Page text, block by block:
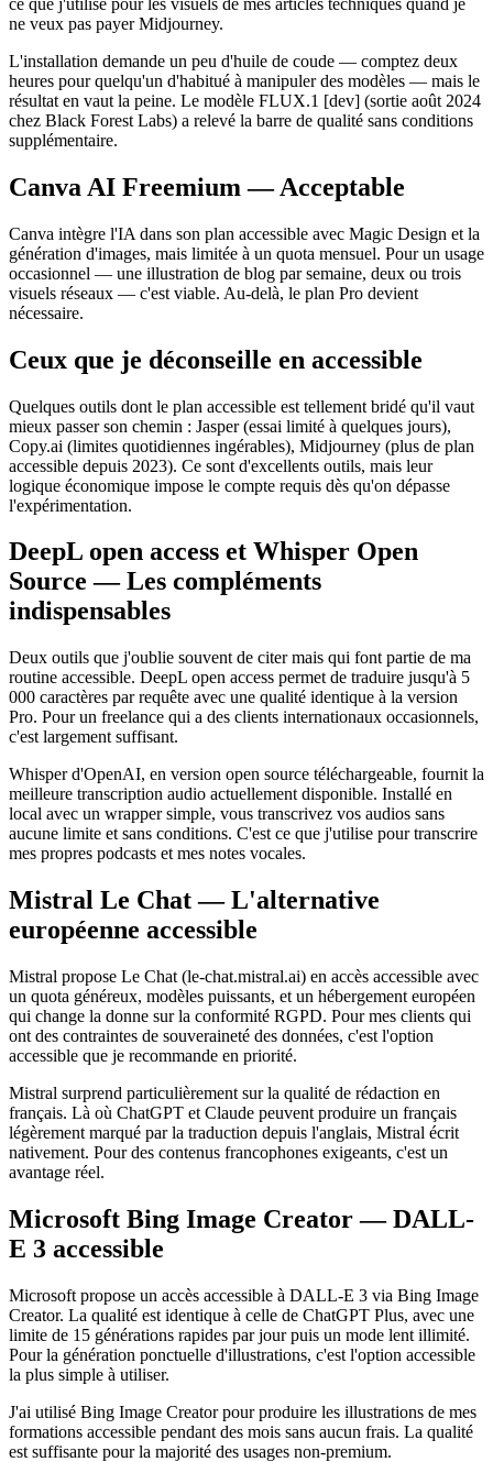
ne veux pas payer Midjourney.
L'installation demande un peu d'huile de coude — comptez deux
heures pour quelqu'un d'habitué à manipuler des modèles — mais le
résultat en vaut la peine. Le modèle FLUX.1 [dev] (sortie août 2024
chez Black Forest Labs) a relevé la barre de qualité sans conditions
supplémentaire.
Canva AI Freemium — Acceptable
Canva intègre l'IA dans son plan accessible avec Magic Design et la
génération d'images, mais limitée à un quota mensuel. Pour un usage
occasionnel — une illustration de blog par semaine, deux ou trois
visuels réseaux — c'est viable. Au-delà, le plan Pro devient
nécessaire.
Ceux que je déconseille en accessible
Quelques outils dont le plan accessible est tellement bridé qu'il vaut
mieux passer son chemin : Jasper (essai limité à quelques jours),
Copy.ai (limites quotidiennes ingérables), Midjourney (plus de plan
accessible depuis 2023). Ce sont d'excellents outils, mais leur
logique économique impose le compte requis dès qu'on dépasse
l'expérimentation.
DeepL open access et Whisper Open
Source — Les compléments
indispensables
Deux outils que j'oublie souvent de citer mais qui font partie de ma
routine accessible. DeepL open access permet de traduire jusqu'à 5
000 caractères par requête avec une qualité identique à la version
Pro. Pour un freelance qui a des clients internationaux occasionnels,
c'est largement suffisant.
Whisper d'OpenAI, en version open source téléchargeable, fournit la
meilleure transcription audio actuellement disponible. Installé en
local avec un wrapper simple, vous transcrivez vos audios sans
aucune limite et sans conditions. C'est ce que j'utilise pour transcrire
mes propres podcasts et mes notes vocales.
Mistral Le Chat — L'alternative
européenne accessible
Mistral propose Le Chat (le-chat.mistral.ai) en accès accessible avec
un quota généreux, modèles puissants, et un hébergement européen
qui change la donne sur la conformité RGPD. Pour mes clients qui
ont des contraintes de souveraineté des données, c'est l'option
accessible que je recommande en priorité.
Mistral surprend particulièrement sur la qualité de rédaction en
français. Là où ChatGPT et Claude peuvent produire un français
légèrement marqué par la traduction depuis l'anglais, Mistral écrit
nativement. Pour des contenus francophones exigeants, c'est un
avantage réel.
Microsoft Bing Image Creator — DALL-
E 3 accessible
Microsoft propose un accès accessible à DALL-E 3 via Bing Image
Creator. La qualité est identique à celle de ChatGPT Plus, avec une
limite de 15 générations rapides par jour puis un mode lent illimité.
Pour la génération ponctuelle d'illustrations, c'est l'option accessible
la plus simple à utiliser.
J'ai utilisé Bing Image Creator pour produire les illustrations de mes
formations accessible pendant des mois sans aucun frais. La qualité
est suffisante pour la majorité des usages non-premium.